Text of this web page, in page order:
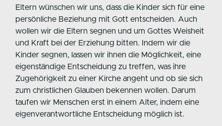
Eltern wünschen wir uns, dass die Kinder sich für eine
persönliche Beziehung mit Gott entscheiden. Auch
wollen wir die Eltern segnen und um Gottes Weisheit
und Kraft bei der Erziehung bitten. Indem wir die
Kinder segnen, lassen wir ihnen die Möglichkeit, eine
eigenständige Entscheidung zu treffen, was ihre
Zugehörigkeit zu einer Kirche angeht und ob sie sich
zum christlichen Glauben bekennen wollen. Darum
taufen wir Menschen erst in einem Alter, indem eine
eigenverantwortliche Entscheidung möglich ist.